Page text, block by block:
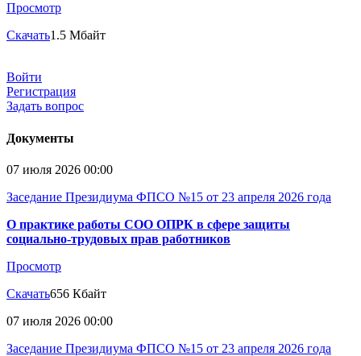
Просмотр
Скачать1.5 Мбайт
Войти
Регистрация
Задать вопрос
Документы
07 июля 2026 00:00
Заседание Президиума ФПСО №15 от 23 апреля 2026 года
О практике работы СОО ОПРК в сфере защиты
социально-трудовых прав работников
Просмотр
Скачать656 Кбайт
07 июля 2026 00:00
Заседание Президиума ФПСО №15 от 23 апреля 2026 года